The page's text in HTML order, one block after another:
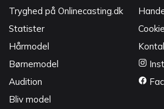
Tryghed på Onlinecasting.dk
Statister
Hårmodel
Børnemodel
Audition
Bliv model